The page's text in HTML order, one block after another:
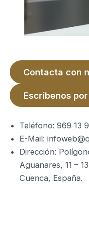
Contacta con
Escríbenos
Teléfono: 969 13
E-Mail:
Dirección:
Aguanares, 11 –
Cuenca, España.